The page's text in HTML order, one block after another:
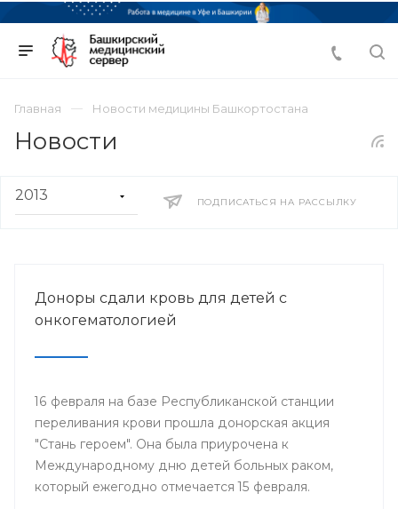
Главная Новости медицины Башкортостана
Новости
ПОДПИСАТЬСЯ НА РАССЫЛКУ
Доноры сдали кровь для детей с
онкогематологией
16 февраля на базе Республиканской станции
переливания крови прошла донорская акция
"Стань героем". Она была приурочена к
Международному дню детей больных раком,
который ежегодно отмечается 15 февраля.